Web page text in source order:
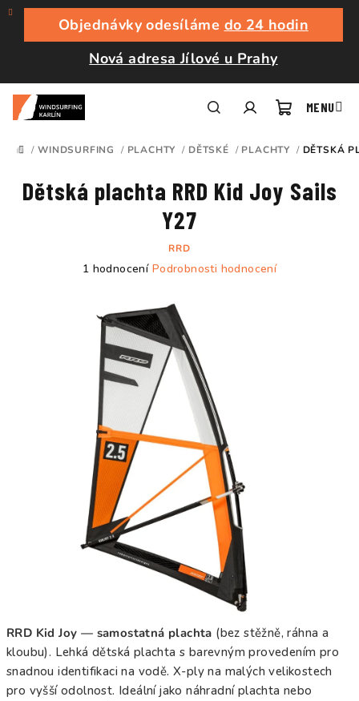
Přejít
obsah
Objednávky odesíláme do 24 hodin
Nová adresa Jílové u Prahy
košík
DOMŮ
/ WINDSURFING / PLACHTY / DĚTSKÉ / PLACHTY / DĚTSKÁ
RRD Kid Joy — samostatná plachta (bez stěžně, ráhna a
kloubu). Lehká dětská plachta s barevným provedením pro
snadnou identifikaci na vodě. X-ply na malých velikostech
pro vyšší odolnost. Ideální jako náhradní plachta nebo
Dětská plachta RRD Kid Joy Sails
Y27
RRD
Průměrné
hvězdiček.
1 hodnocení Podrobnosti hodnocení